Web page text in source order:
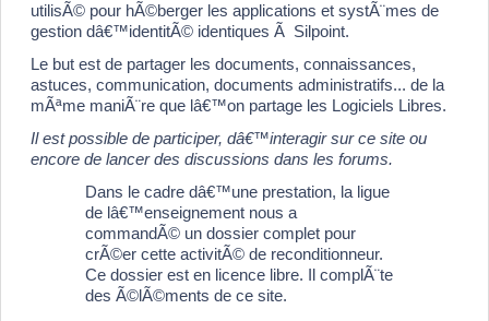
utilisÃ© pour hÃ©berger les applications et systÃ¨mes de
gestion dâ€™identitÃ© identiques Ã Silpoint.
Le but est de partager les documents, connaissances,
astuces, communication, documents administratifs... de la
mÃªme maniÃ¨re que lâ€™on partage les Logiciels Libres.
Il est possible de participer, dâ€™interagir sur ce site ou
encore de lancer des discussions dans les forums.
Dans le cadre dâ€™une prestation, la ligue
de lâ€™enseignement nous a
commandÃ© un dossier complet pour
crÃ©er cette activitÃ© de reconditionneur.
Ce dossier est en licence libre. Il complÃ¨te
des Ã©lÃ©ments de ce site.